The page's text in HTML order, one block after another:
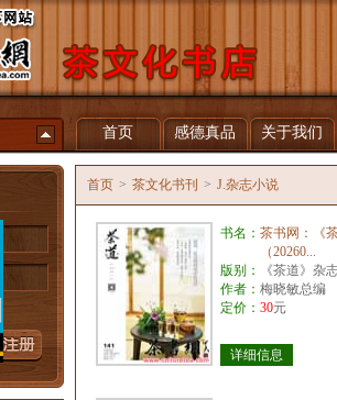
首页 感德真品 关于我们
首页 > 茶文化书刊 > J.杂志小说
书名： 茶书网：《
（20260...
版别：
《茶道》杂
作者： 梅晓敏总编
定价： 30元
详细信息